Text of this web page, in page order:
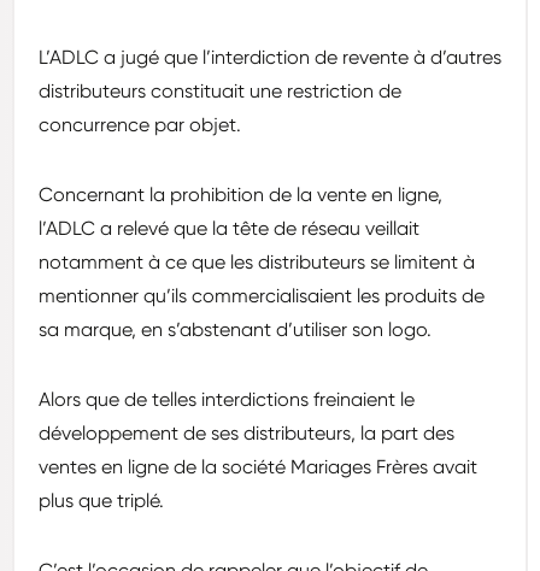
L’ADLC a jugé que l’interdiction de revente à d’autres
distributeurs constituait une restriction de
concurrence par objet.
Concernant la prohibition de la vente en ligne,
l’ADLC a relevé que la tête de réseau veillait
notamment à ce que les distributeurs se limitent à
mentionner qu’ils commercialisaient les produits de
sa marque, en s’abstenant d’utiliser son logo.
Alors que de telles interdictions freinaient le
développement de ses distributeurs, la part des
ventes en ligne de la société Mariages Frères avait
plus que triplé.